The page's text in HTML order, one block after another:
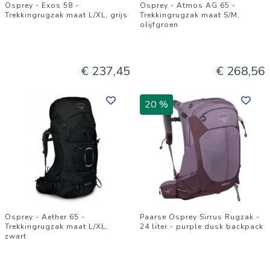
Osprey - Exos 58 -
Trekkingrugzak maat L/XL, grijs
€ 237,45
Osprey - Atmos AG 65 -
Trekkingrugzak maat S/M,
olijfgroen
€ 268,56
Osprey - Aether 65 -
Trekkingrugzak maat L/XL,
zwart
20 %
Paarse Osprey Sirrus Rugzak -
24 liter - purple dusk backpack